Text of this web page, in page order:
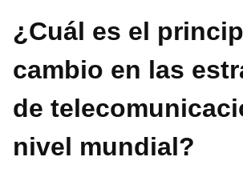
¿Cuál es el
cambio en las
de
nivel mundial?